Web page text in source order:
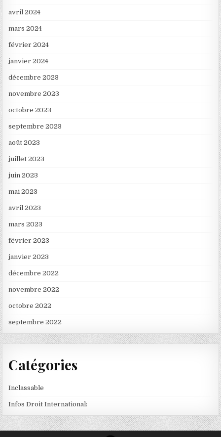
avril 2024
mars 2024
février 2024
janvier 2024
décembre 2023
novembre 2023
octobre 2023
septembre 2023
août 2023
juillet 2023
juin 2023
mai 2023
avril 2023
mars 2023
février 2023
janvier 2023
décembre 2022
novembre 2022
octobre 2022
septembre 2022
Catégories
Inclassable
Infos Droit International: